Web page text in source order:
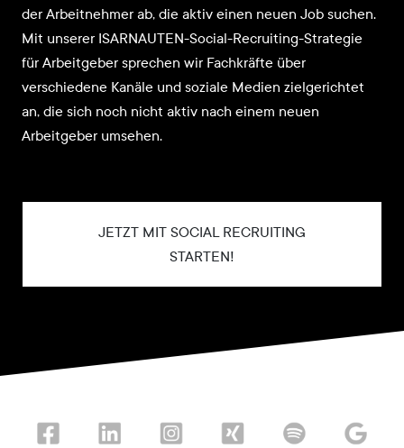
der Arbeitnehmer ab, die aktiv einen neuen Job suchen.
Mit unserer ISARNAUTEN-Social-Recruiting-Strategie
für Arbeitgeber sprechen wir Fachkräfte über
verschiedene Kanäle und soziale Medien zielgerichtet
an, die sich noch nicht aktiv nach einem neuen
Arbeitgeber umsehen.
JETZT MIT SOCIAL RECRUITING
STARTEN!